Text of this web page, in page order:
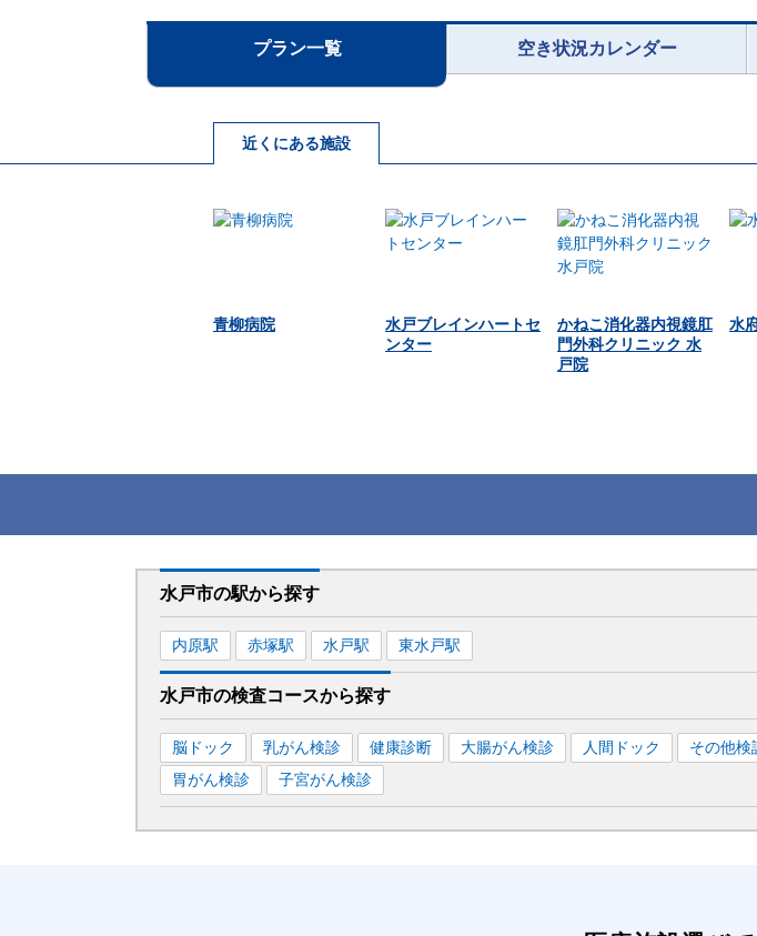
プラン一覧 空き状況カレンダー
近くにある施設
青柳病院
水戸ブレインハートセ
ンター
かねこ消化器内視鏡肛
門外科クリニック 水
戸院
水
水戸市の駅から探す
内原駅 赤塚駅 水戸駅 東水戸駅
水戸市の検査コースから探す
脳ドック 乳がん検診 健康診断 大腸がん検診 人間ドック その他検
胃がん検診
子宮がん検診